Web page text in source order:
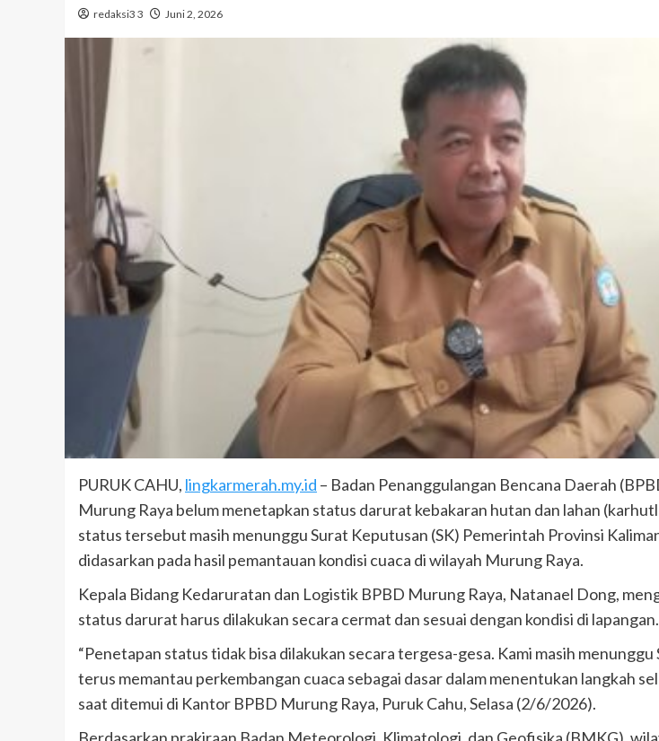
redaksi3 3 Juni 2, 2026
PURUK CAHU, lingkarmerah.my.id – Badan Penanggulangan Bencana Daerah
Murung Raya belum menetapkan status darurat kebakaran hutan dan lahan
status tersebut masih menunggu Surat Keputusan (SK) Pemerintah Provinsi
didasarkan pada hasil pemantauan kondisi cuaca di wilayah Murung Raya.
Kepala Bidang Kedaruratan dan Logistik BPBD Murung Raya, Natanael Dong,
status darurat harus dilakukan secara cermat dan sesuai dengan kondisi di lapangan.
“Penetapan status tidak bisa dilakukan secara tergesa-gesa. Kami masih menunggu
terus memantau perkembangan cuaca sebagai dasar dalam menentukan langkah
saat ditemui di Kantor BPBD Murung Raya, Puruk Cahu, Selasa (2/6/2026).